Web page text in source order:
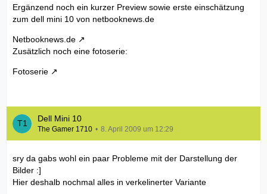
Ergänzend noch ein kurzer Preview sowie erste einschätzung
zum dell mini 10 von netbooknews.de
Netbooknews.de
Zusätzlich noch eine fotoserie:
Fotoserie
Dell Mini 10
The Gamer 1710 8. April 2009 um 12:29
sry da gabs wohl ein paar Probleme mit der Darstellung der
Bilder :]
Hier deshalb nochmal alles in verkelinerter Variante